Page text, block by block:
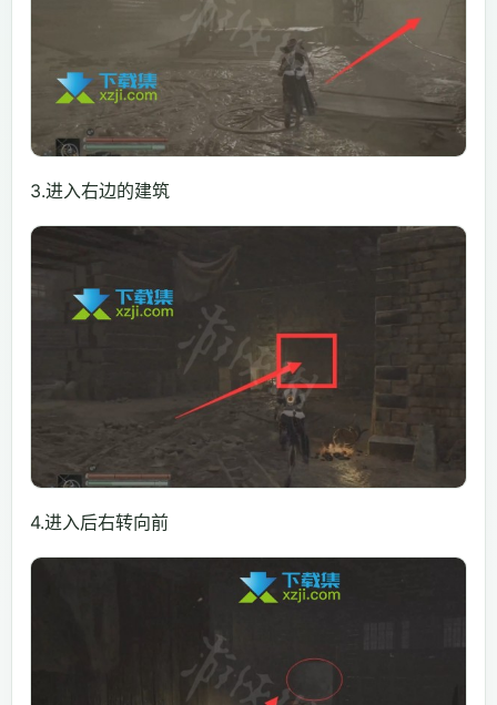
3.进入右边的建筑
4.进入后右转向前